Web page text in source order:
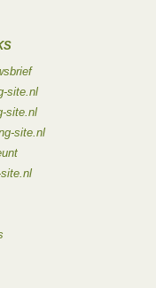
site.nl
site.nl
site.nl